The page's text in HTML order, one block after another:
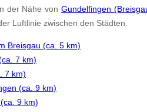
der Nähe vonGundelfingen
Luftlinie zwischen den Städten.
Breisgau (ca. 5 km)
7 km)
7 km)
(ca. 9 km)
9 km)